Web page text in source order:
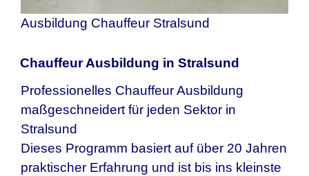
Ausbildung Chauffeur Stralsund
Chauffeur Ausbildung in Stralsund
Professionelles Chauffeur Ausbildung
maßgeschneidert für jeden Sektor in
Stralsund
Dieses Programm basiert auf über 20 Jahren
praktischer Erfahrung und ist bis ins kleinste